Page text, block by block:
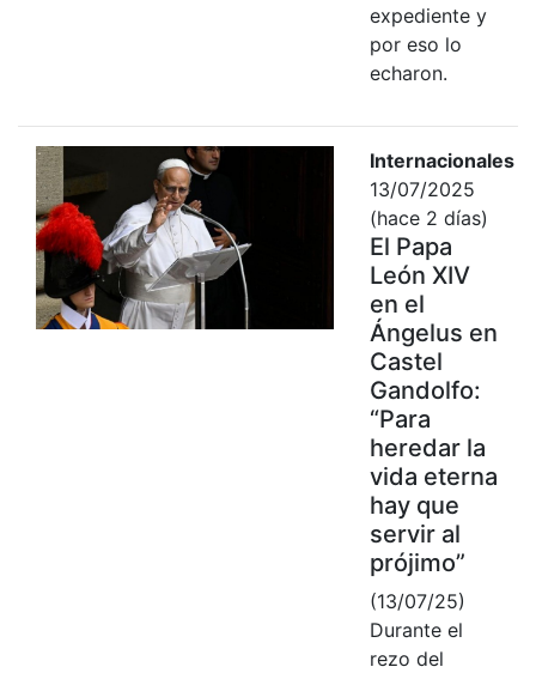
expediente y
por eso lo
echaron.
Internacionales
13/07/2025
(hace 2 días)
El Papa
León XIV
en el
Ángelus en
Castel
Gandolfo:
“Para
heredar la
vida eterna
hay que
servir al
prójimo”
(13/07/25)
Durante el
rezo del